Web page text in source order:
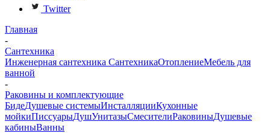
Twitter
Главная
-
Сантехника
Инженерная сантехника СантехникаОтоплениеМебель для
ванной
-
Раковины и комплектующие
БидеДушевые системыИнсталляцииКухонные
мойкиПиссуарыДушУнитазыСмесителиРаковиныДушевые
кабиныВанны